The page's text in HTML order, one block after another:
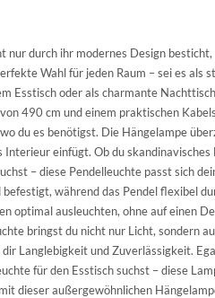
nur durch ihr modernes Design besticht,
Wahl für jeden Raum – sei es als
Esstisch oder als charmante
490 cm und einem praktischen
du es benötigst. Die Hängelampe
Interieur einfügt. Ob du skandinavisches
– diese Pendelleuchte passt sich
während das Pendel flexibel
optimal ausleuchten, ohne auf einen
bringst du nicht nur Licht, sondern
Langlebigkeit und Zuverlässigkeit.
für den Esstisch suchst – diese
dieser außergewöhnlichen